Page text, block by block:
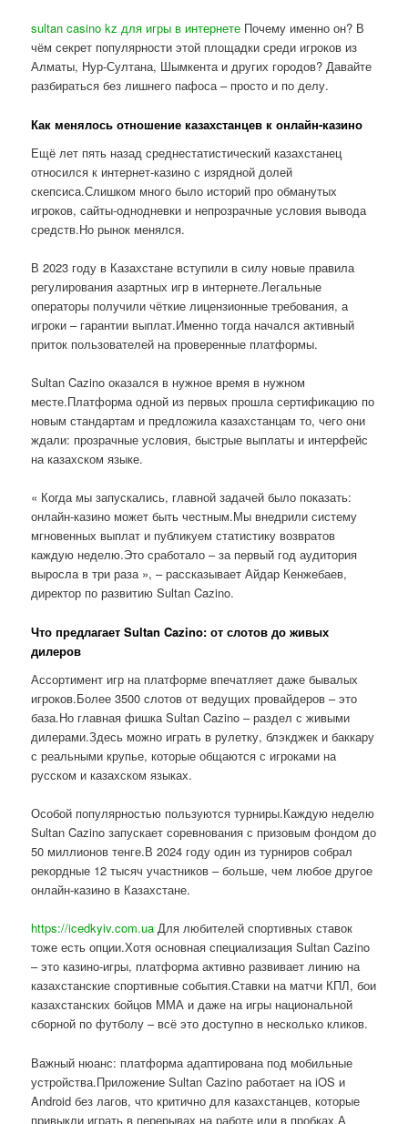
sultan casino kz для игры в интернете Почему именно он? В
чём секрет популярности этой площадки среди игроков из
Алматы, Нур-Султана, Шымкента и других городов? Давайте
разбираться без лишнего пафоса – просто и по делу.
Как менялось отношение казахстанцев к онлайн-казино
Ещё лет пять назад среднестатистический казахстанец
относился к интернет-казино с изрядной долей
скепсиса.Слишком много было историй про обманутых
игроков, сайты-однодневки и непрозрачные условия вывода
средств.Но рынок менялся.
В 2023 году в Казахстане вступили в силу новые правила
регулирования азартных игр в интернете.Легальные
операторы получили чёткие лицензионные требования, а
игроки – гарантии выплат.Именно тогда начался активный
приток пользователей на проверенные платформы.
Sultan Cazino оказался в нужное время в нужном
месте.Платформа одной из первых прошла сертификацию по
новым стандартам и предложила казахстанцам то, чего они
ждали: прозрачные условия, быстрые выплаты и интерфейс
на казахском языке.
« Когда мы запускались, главной задачей было показать:
онлайн-казино может быть честным.Мы внедрили систему
мгновенных выплат и публикуем статистику возвратов
каждую неделю.Это сработало – за первый год аудитория
выросла в три раза », – рассказывает Айдар Кенжебаев,
директор по развитию Sultan Cazino.
Что предлагает Sultan Cazino: от слотов до живых
дилеров
Ассортимент игр на платформе впечатляет даже бывалых
игроков.Более 3500 слотов от ведущих провайдеров – это
база.Но главная фишка Sultan Cazino – раздел с живыми
дилерами.Здесь можно играть в рулетку, блэкджек и баккару
с реальными крупье, которые общаются с игроками на
русском и казахском языках.
Особой популярностью пользуются турниры.Каждую неделю
Sultan Cazino запускает соревнования с призовым фондом до
50 миллионов тенге.В 2024 году один из турниров собрал
рекордные 12 тысяч участников – больше, чем любое другое
онлайн-казино в Казахстане.
https://icedkyiv.com.ua Для любителей спортивных ставок
тоже есть опции.Хотя основная специализация Sultan Cazino
– это казино-игры, платформа активно развивает линию на
казахстанские спортивные события.Ставки на матчи КПЛ, бои
казахстанских бойцов ММА и даже на игры национальной
сборной по футболу – всё это доступно в несколько кликов.
Важный нюанс: платформа адаптирована под мобильные
устройства.Приложение Sultan Cazino работает на iOS и
Android без лагов, что критично для казахстанцев, которые
привыкли играть в перерывах на работе или в пробках.А